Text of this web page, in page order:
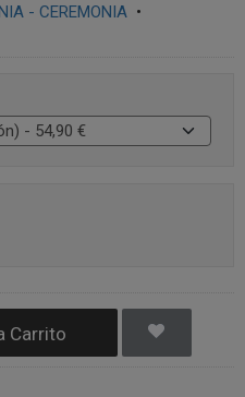
- CEREMONIA •
Carrito